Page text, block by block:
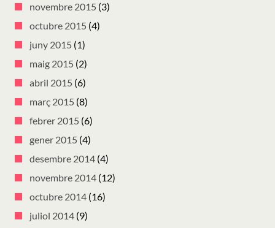
novembre 2015 (3)
octubre 2015 (4)
juny 2015 (1)
maig 2015 (2)
abril 2015 (6)
març 2015 (8)
febrer 2015 (6)
gener 2015 (4)
desembre 2014 (4)
novembre 2014 (12)
octubre 2014 (16)
juliol 2014 (9)